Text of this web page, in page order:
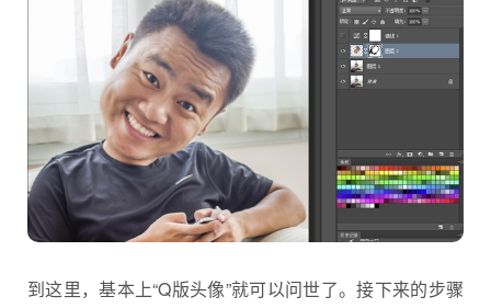
到这里，基本上“Q版头像”就可以问世了。接下来的步骤